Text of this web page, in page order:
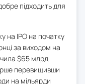
підходить для
на IPO на початку
за виходом на
$65 млрд
перевищивши
на мільярди